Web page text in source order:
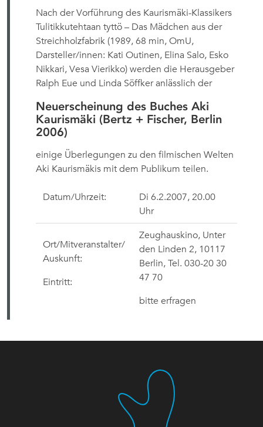
Nach der Vorführung des Kaurismäki-Klassikers
Tulitikkutehtaan tyttö – Das Mädchen aus der
Streichholzfabrik (1989, 68 min, OmU,
Darsteller/innen: Kati Outinen, Elina Salo, Esko
Nikkari, Vesa Vierikko) werden die Herausgeber
Ralph Eue und Linda Söffker anlässlich der
Neuerscheinung des Buches Aki
Kaurismäki (Bertz + Fischer, Berlin
2006)
einige Überlegungen zu den filmischen Welten
Aki Kaurismäkis mit dem Publikum teilen.
Datum/Uhrzeit:
Di 6.2.2007, 20.00
Uhr
Ort/Mitveranstalter/
Auskunft:
Eintritt:
Zeughauskino, Unter
den Linden 2, 10117
Berlin, Tel. 030-20 30
47 70
bitte erfragen